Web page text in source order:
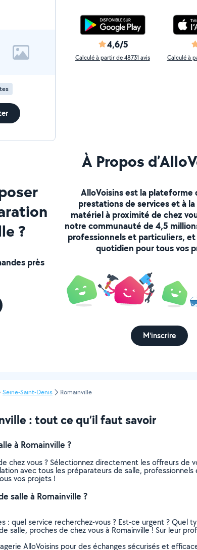
4,6/5
Calculé à partir de 48731 avis Calculé à
?
près
À Propos
AlloVoisins est la plateforme
prestations de services et à
matériel à proximité de chez
notre communauté de 4,5
professionnels et particuliers,
quotidien pour tous vos
M'inscrire
Seine-Saint-Denis Romainville
: tout ce qu’il faut savoir
à Romainville ?
chez vous ? Sélectionnez directement les offreurs
avec tous les préparateurs de salle,
vos projets !
salle à Romainville ?
: quel service recherchez-vous ? Est-ce urgent ? Quel
salle, proches de chez vous à Romainville ! Sur leur
AlloVoisins pour des échanges sécurisés et